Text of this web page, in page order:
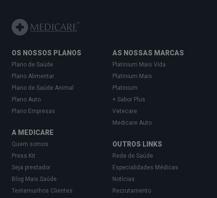
OS NOSSOS PLANOS
Plano de Saúde
Plano Alimentar
Plano de Saúde Animal
Plano Auto
Plano Empresas
A MEDICARE
Quem somos
Press Kit
Seja prestador
Blog Mais Saúde
Testemunhos Clientes
AS NOSSAS MARCAS
Platinium Mais Vida
Platinium Mais
Platinium
+ Sabor Plus
Vetecare
Medicare Auto
OUTROS LINKS
Rede de Saúde
Especialidades Médicas
Notícias
Recrutamento